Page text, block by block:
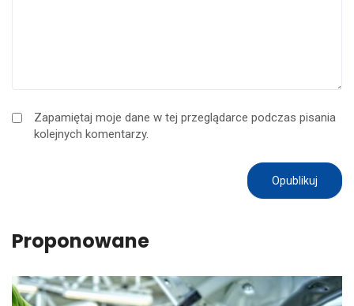
Zapamiętaj moje dane w tej przeglądarce podczas pisania
kolejnych komentarzy.
Proponowane